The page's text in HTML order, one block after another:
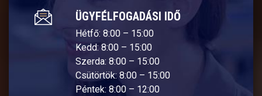
ÜGYFÉLFOGADÁSI IDŐ
Hétfő: 8:00 – 15:00
Kedd: 8:00 – 15:00
Szerda: 8:00 – 15:00
Csütörtök: 8:00 – 15:00
Péntek: 8:00 – 12:00